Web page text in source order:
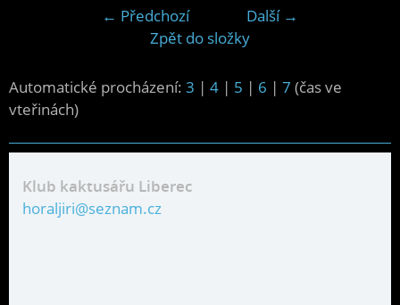
← Předchozí
Další →
Zpět do složky
Automatické procházení: 3 | 4 | 5 | 6 | 7 (čas ve
vteřinách)
Klub kaktusářu Liberec
horaljiri@seznam.cz